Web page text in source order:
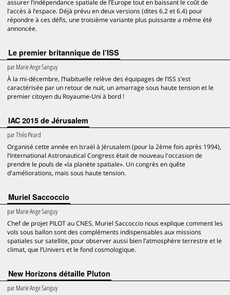
assurer l’indépendance spatiale de l’Europe tout en baissant le coût de
l’accès à l’espace. Déjà prévu en deux versions (dites 6.2 et 6.4) pour
répondre à ces défis, une troisième variante plus puissante a même été
annoncée.
Le premier britannique de l’ISS
parMarie Ange Sanguy
À la mi-décembre, l’habituelle relève des équipages de l’ISS s’est
caractérisée par un retour de nuit, un amarrage sous haute tension et le
premier citoyen du Royaume-Uni à bord !
IAC 2015 de Jérusalem
parThéo Pirard
Organisé cette année en Israël à Jérusalem (pour la 2ème fois après 1994),
l’International Astronautical Congress était de nouveau l'occasion de
prendre le pouls de «la planète spatiale». Un congrès en quête
d'améliorations, mais sous haute tension.
Muriel Saccoccio
parMarie Ange Sanguy
Chef de projet PILOT au CNES, Muriel Saccoccio nous explique comment les
vols sous ballon sont des compléments indispensables aux missions
spatiales sur satellite, pour observer aussi bien l’atmosphère terrestre et le
climat, que l’Univers et le fond cosmologique.
New Horizons détaille Pluton
parMarie Ange Sanguy